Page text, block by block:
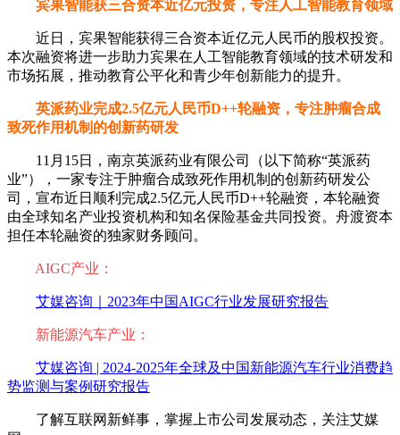
宾果智能获三合资本近亿元投资，专注人工智能教育领域
近日，宾果智能获得三合资本近亿元人民币的股权投资。
本次融资将进一步助力宾果在人工智能教育领域的技术研发和
市场拓展，推动教育公平化和青少年创新能力的提升。
英派药业完成2.5亿元人民币D++轮融资，专注肿瘤合成
致死作用机制的创新药研发
11月15日，南京英派药业有限公司（以下简称“英派药
业”），一家专注于肿瘤合成致死作用机制的创新药研发公
司，宣布近日顺利完成2.5亿元人民币D++轮融资，本轮融资
由全球知名产业投资机构和知名保险基金共同投资。舟渡资本
担任本轮融资的独家财务顾问。
AIGC产业：
艾媒咨询｜2023年中国AIGC行业发展研究报告
新能源汽车产业：
艾媒咨询 | 2024-2025年全球及中国新能源汽车行业消费趋
势监测与案例研究报告
了解互联网新鲜事，掌握上市公司发展动态，关注艾媒